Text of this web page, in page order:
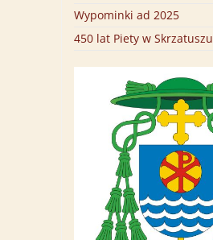
Wypominki ad 2025
450 lat Piety w Skrzatuszu